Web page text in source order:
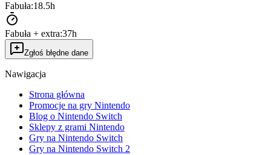
Fabuła:18.5h
Fabuła + extra:37h
Zgłoś błędne dane
Nawigacja
Strona główna
Promocje na gry Nintendo
Blog o Nintendo Switch
Sklepy z grami Nintendo
Gry na Nintendo Switch
Gry na Nintendo Switch 2